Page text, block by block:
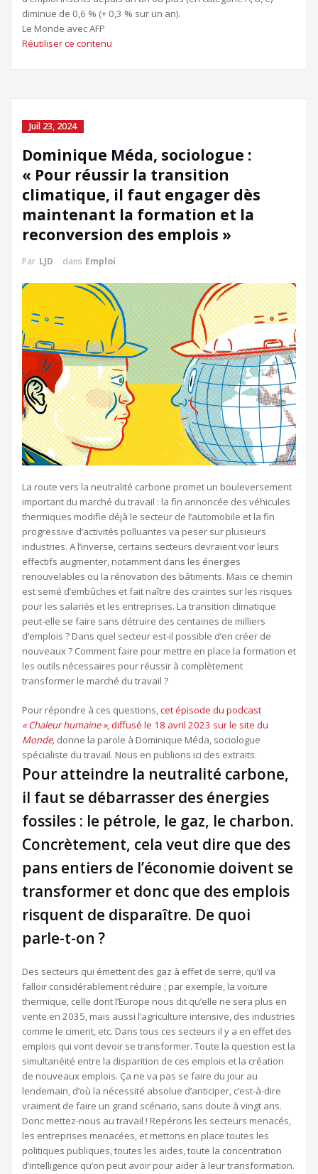
diminue de 0,6 % (+ 0,3 % sur un an).
Le Monde avec AFP
Réutiliser ce contenu
Juil 23, 2024
Dominique Méda, sociologue :
« Pour réussir la transition
climatique, il faut engager dès
maintenant la formation et la
reconversion des emplois »
Par LJD dans Emploi
La route vers la neutralité carbone promet un bouleversement
important du marché du travail : la fin annoncée des véhicules
thermiques modifie déjà le secteur de l’automobile et la fin
progressive d’activités polluantes va peser sur plusieurs
industries. A l’inverse, certains secteurs devraient voir leurs
effectifs augmenter, notamment dans les énergies
renouvelables ou la rénovation des bâtiments. Mais ce chemin
est semé d’embûches et fait naître des craintes sur les risques
pour les salariés et les entreprises. La transition climatique
peut-elle se faire sans détruire des centaines de milliers
d’emplois ? Dans quel secteur est-il possible d’en créer de
nouveaux ? Comment faire pour mettre en place la formation et
les outils nécessaires pour réussir à complètement
transformer le marché du travail ?
Pour répondre à ces questions,cet épisode du podcast
« Chaleur humaine », diffusé le 18 avril 2023 sur le site du
Monde, donne la parole à Dominique Méda, sociologue
spécialiste du travail. Nous en publions ici des extraits.
Pour atteindre la neutralité carbone,
il faut se débarrasser des énergies
fossiles : le pétrole, le gaz, le charbon.
Concrètement, cela veut dire que des
pans entiers de l’économie doivent se
transformer et donc que des emplois
risquent de disparaître. De quoi
parle-t-on ?
Des secteurs qui émettent des gaz à effet de serre, qu’il va
falloir considérablement réduire ; par exemple, la voiture
thermique, celle dont l’Europe nous dit qu’elle ne sera plus en
vente en 2035, mais aussi l’agriculture intensive, des industries
comme le ciment, etc. Dans tous ces secteurs il y a en effet des
emplois qui vont devoir se transformer. Toute la question est la
simultanéité entre la disparition de ces emplois et la création
de nouveaux emplois. Ça ne va pas se faire du jour au
lendemain, d’où la nécessité absolue d’anticiper, c’est-à-dire
vraiment de faire un grand scénario, sans doute à vingt ans.
Donc mettez-nous au travail ! Repérons les secteurs menacés,
les entreprises menacées, et mettons en place toutes les
politiques publiques, toutes les aides, toute la concentration
d’intelligence qu’on peut avoir pour aider à leur transformation.